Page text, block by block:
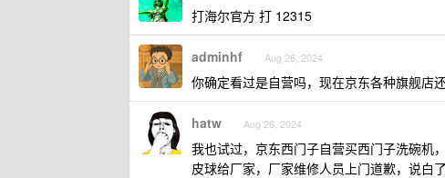
打海尔官方 打 12315
adminhf Aug 26, 2024
你确定看过是自营吗，现在京东各种旗舰店
hatw Aug 26, 2024
我也试过，京东西门子自营买西门子洗碗机
皮球给厂家，厂家维修人员上门道歉，说白